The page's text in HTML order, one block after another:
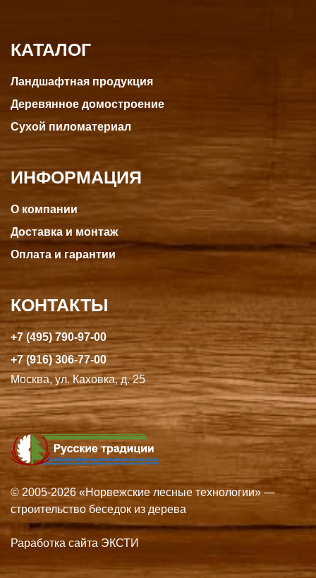
КАТАЛОГ
Ландшафтная продукция
Деревянное домостроение
Сухой пиломатериал
ИНФОРМАЦИЯ
О компании
Доставка и монтаж
Оплата и гарантии
КОНТАКТЫ
+7 (495) 790-97-00
+7 (916) 306-77-00
Москва, ул. Каховка, д. 25
© 2005-2026 «Норвежские лесные технологии» —
строительство беседок из дерева
Раработка сайта ЭКСТИ